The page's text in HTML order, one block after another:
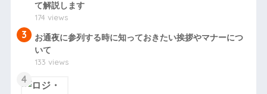
て解説します
174 views
3
お通夜に参列する時に知っておきたい挨拶やマナーにつ
いて
133 views
4